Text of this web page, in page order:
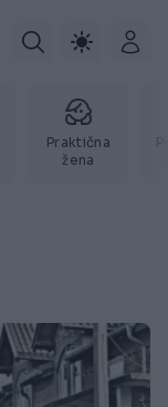
Praktična
žena